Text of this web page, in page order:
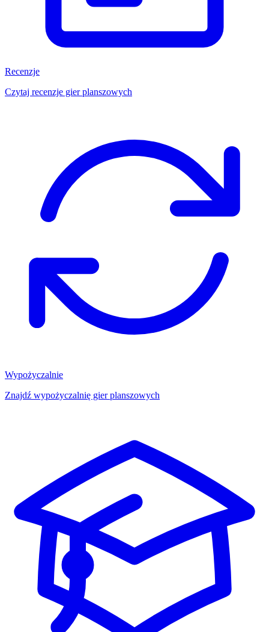
Recenzje
Czytaj recenzje gier planszowych
Wypożyczalnie
Znajdź wypożyczalnię gier planszowych